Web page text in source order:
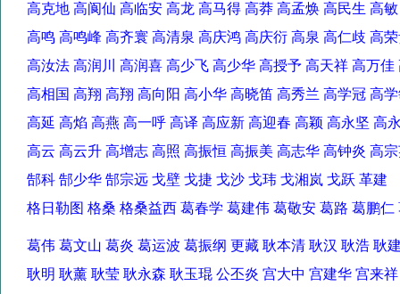
高克地 高阆仙 高临安 高龙 高马得 高莽 高孟焕 高民生 高
高鸣 高鸣峰 高齐寰 高清泉 高庆鸿 高庆衍 高泉 高仁歧 高
高汝法 高润川 高润喜 高少飞 高少华 高授予 高天祥 高万
高相国 高翔 高翔 高向阳 高小华 高晓笛 高秀兰 高学冠 高
高延 高焰 高燕 高一呼 高译 高应新 高迎春 高颖 高永坚
高云 高云升 高增志 高照 高振恒 高振美 高志华 高钟炎 高
郜科 郜少华 郜宗远 戈壁 戈捷 戈沙 戈玮 戈湘岚 戈跃 革
格日勒图 格桑 格桑益西 葛春学 葛建伟 葛敬安 葛路 葛鹏
葛伟 葛文山 葛炎 葛运波 葛振纲 更藏 耿本清 耿汉 耿浩
耿明 耿薰 耿莹 耿永森 耿玉琨 公丕炎 宫大中 宫建华 宫来